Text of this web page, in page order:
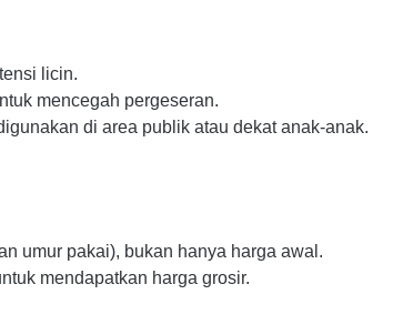
licin.
mencegah pergeseran.
di area publik atau dekat anak-anak.
umur pakai), bukan hanya harga awal.
mendapatkan harga grosir.